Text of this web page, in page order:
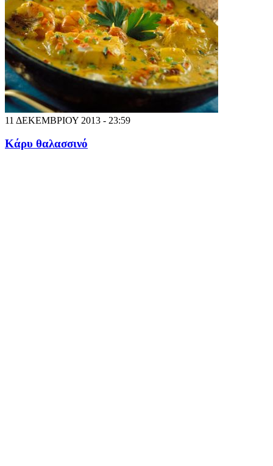
11 ΔΕΚΕΜΒΡΙΟΥ 2013 - 23:59
Κάρυ θαλασσινό